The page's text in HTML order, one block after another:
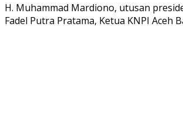
H. Muhammad Mardiono, utusan
Fadel Putra Pratama, Ketua KNPI Aceh